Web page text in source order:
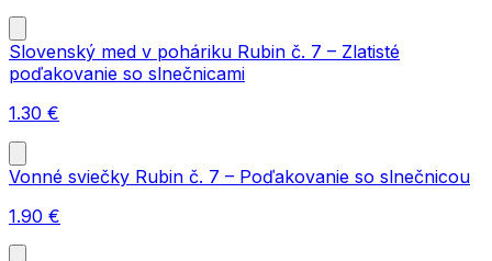
Slovenský med v poháriku Rubin č. 7 – Zlatisté
poďakovanie so slnečnicami
1.30 €
Vonné sviečky Rubin č. 7 – Poďakovanie so slnečnicou
1.90 €